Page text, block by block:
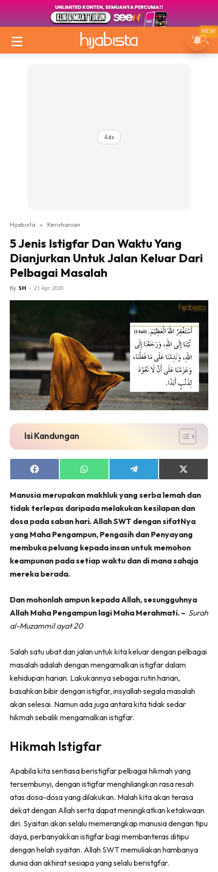
Ads
Hijabista » Kerohanian
5 Jenis Istigfar Dan Waktu Yang
Dianjurkan Untuk Jalan Keluar Dari
Pelbagai Masalah
By SH - 21 Apr 2020
Isi Kandungan
Share
on
Share
on
Share
on
Share
on
(Twitter)
Manusia merupakan makhluk yang serba lemah dan
tidak terlepas daripada melakukan kesilapan dan
dosa pada saban hari. Allah SWT dengan sifatNya
yang Maha Pengampun, Pengasih dan Penyayang
membuka peluang kepada insan untuk memohon
keampunan pada setiap waktu dan di mana sahaja
mereka berada.
Dan mohonlah ampun kepada Allah, sesungguhnya
Allah Maha Pengampun lagi Maha Merahmati. – Surah
al-Muzammil ayat 20
Salah satu ubat dan jalan untuk kita keluar dengan pelbagai
masalah adalah dengan mengamalkan istigfar dalam
kehidupan harian. Lakukannya sebagai rutin harian,
basahkan bibir dengan istigfar, insyallah segala masalah
akan selesai. Namun ada juga antara kita tidak sedar
hikmah sebalik mengamalkan istigfar.
Hikmah Istigfar
Apabila kita sentiasa beristigfar pelbagai hikmah yang
tersembunyi, dengan istigfar menghilangkan rasa resah
atas dosa-dosa yang dilakukan. Malah kita akan terasa
dekat dengan Allah serta dapat meningkatkan ketakwaan
diri. Syaitan akan selalu memerangkap manusia dengan tipu
daya, perbanyakkan istigfar bagi membanteras ditipu
dengan helah syaitan. Allah SWT memuliakan hambanya
dunia dan akhirat sesiapa yang selalu beristgfar.
NEW